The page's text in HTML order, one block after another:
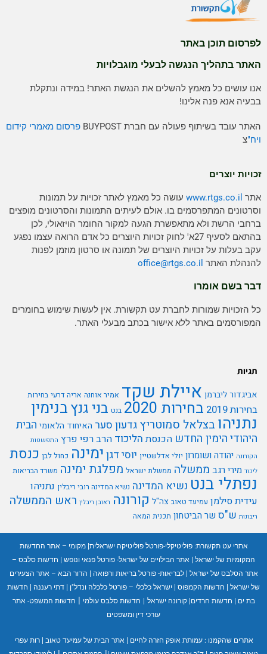
לפרסום תוכן באתר
האתר בתהליך הנגשה לבעלי מוגבלויות
אנו עושים כל מאמץ להשלים את הנגשת האתר! במידה ונתקלת
בבעיה אנא פנה אלינו!
האתר עובד בשיתוף פעולה עם חברת BUYPOST
פרסום מאמרי קידום
ויח"צ
זכויות יוצרים
אתרwww.rtgs.co.ilעושה כל מאמץ לאתר זכויות על תמונות
וסרטונים המתפרסמים בו. אולם לעיתים התמונות והסרטונים מופצים
ברחבי הרשת ולא מתאפשרת הגעה למקור החומר הויזאולי, לכן
בהתאם לסעיף 27א' לחוק זכויות היוצרים כל אדם הרואה עצמו נפגע
עקב בעלות על זכויות היוצרים של תמונה או סרטון מוזמן לפנות
להנהלת האתר
office@rtgs.co.il
דבר בשם אומרו
כל הזכויות שמורות לחברת עט תקשורת. אין לעשות שימוש בחומרים
המפורסמים באתר ללא אישור בכתב מבעלי האתר.
תגיות
אביגדור ליברמןאיילת שקד אמיר אוחנה אריה דרעי בחירות
בחירות 2019 בחירות 2020 בנט בני גנץבנימין
נתניהו בצלאל סמוטריץגדעון סערהאיחוד הלאומיהבית
היהודיהימין החדש הכנסתהליכודהרב רפי פרץ התפשטות
הקורונה יהודה ושומרון יולי אדלשטיין יוסי דגןימינה כחול לבן כנסת
ליכוד מירי רגבממשלה ממשלת ישראל מפלגת ימינה משרד הבריאות
נפתלי בנט נשיא המדינה נשיא המדינה רובי ריבלין נתניהו
עידית סילמן עמיעד טאוב צה"לקורונה ראובן ריבלין ראש הממשלה
ריבונות ש"סשר הביטחון תכנית המאה
אתרי עט תקשורת:פוליטיקלי-פורטל פוליטיקה ישראלית| מקומי – אתר החדשות
המקומיות של ישראל| אתר הבילויים של ישראל- פורטל פנאי ונופש|
חדשות סלבס –
אתר הסלבס של ישראל| לבריאות- פורטל בריאות ורפואה|
הדור הבא – אתר הצעירים
של ישראל| חדשות הקמפוס| ישראל כלכלי – פורטל כלכלה ונדל"ן| דתי רעננה|
חדשות
בת ים| חדשות חרדים| קורונה ישראל | חדשות סלבס עולמי|
חדשות המשפט- אתר
עורכי דין ומשפטים
אתרים שהקמנו : עמותת אופק חזרה לחיים| אתר הבית של עמיעד טאוב|
רות עפרי